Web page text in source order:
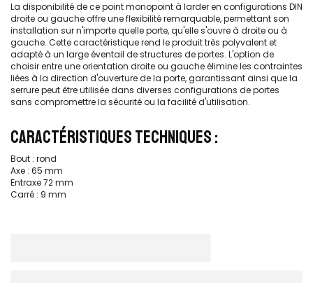
La disponibilité de ce point monopoint à larder en configurations DIN
droite ou gauche offre une flexibilité remarquable, permettant son
installation sur n'importe quelle porte, qu'elle s'ouvre à droite ou à
gauche. Cette caractéristique rend le produit très polyvalent et
adapté à un large éventail de structures de portes. L'option de
choisir entre une orientation droite ou gauche élimine les contraintes
liées à la direction d'ouverture de la porte, garantissant ainsi que la
serrure peut être utilisée dans diverses configurations de portes
sans compromettre la sécurité ou la facilité d'utilisation.
CARACTÉRISTIQUES TECHNIQUES :
Bout : rond
Axe : 65 mm
Entraxe 72 mm
Carré : 9 mm